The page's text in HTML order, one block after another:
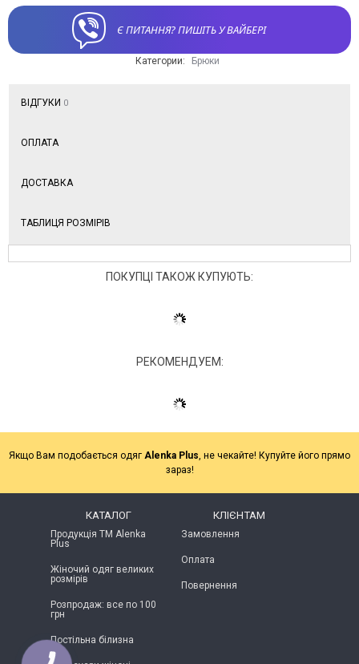
Є ПИТАННЯ? ПИШІТЬ У ВАЙБЕРІ
Категории: Брюки
ВІДГУКИ 0
ОПЛАТА
ДОСТАВКА
ТАБЛИЦЯ РОЗМІРІВ
ПОКУПЦІ ТАКОЖ КУПУЮТЬ:
РЕКОМЕНДУЕМ:
Якщо Вам подобається одяг Alenka Plus , не чекайте! Купуйте його прямо
зараз!
КАТАЛОГ
Продукція ТМ Alenka
Plus
Жіночий одяг великих
розмірів
Розпродаж: все по 100
грн
Постільна білизна
КЛІЄНТАМ
Замовлення
Оплата
Повернення